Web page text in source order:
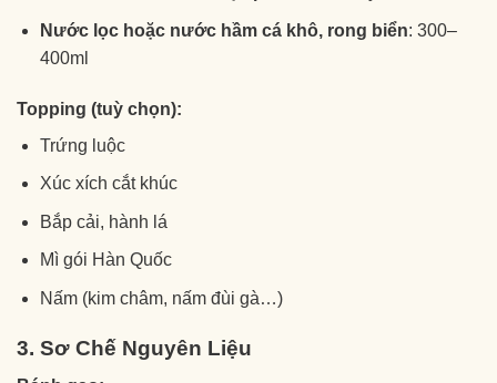
Nước lọc hoặc nước hầm cá khô, rong biển: 300–
400ml
Topping (tuỳ chọn):
Trứng luộc
Xúc xích cắt khúc
Bắp cải, hành lá
Mì gói Hàn Quốc
Nấm (kim châm, nấm đùi gà…)
3. Sơ Chế Nguyên Liệu